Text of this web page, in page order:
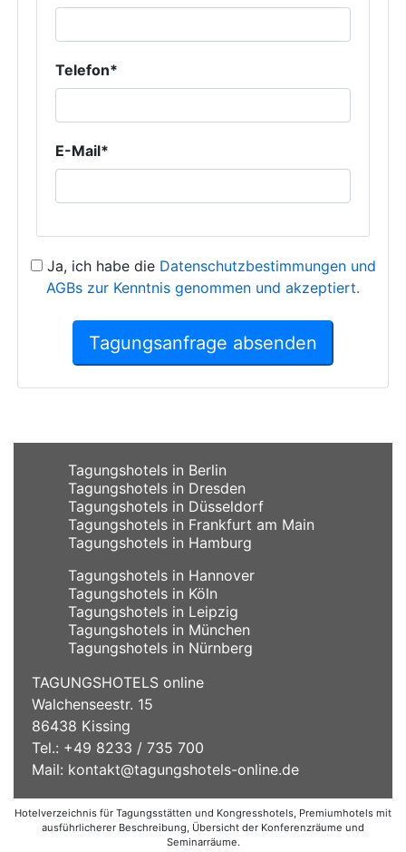
Telefon*
E-Mail*
Ja, ich habe die Datenschutzbestimmungen und
AGBs zur Kenntnis genommen und akzeptiert.
Tagungsanfrage absenden
Tagungshotels in Berlin
Tagungshotels in Dresden
Tagungshotels in Düsseldorf
Tagungshotels in Frankfurt am Main
Tagungshotels in Hamburg
Tagungshotels in Hannover
Tagungshotels in Köln
Tagungshotels in Leipzig
Tagungshotels in München
Tagungshotels in Nürnberg
TAGUNGSHOTELS online
Walchenseestr. 15
86438 Kissing
Tel.: +49 8233 / 735 700
Mail: kontakt@tagungshotels-online.de
Hotelverzeichnis für Tagungsstätten und Kongresshotels, Premiumhotels mit
ausführlicherer Beschreibung, Übersicht der Konferenzräume und
Seminarräume.